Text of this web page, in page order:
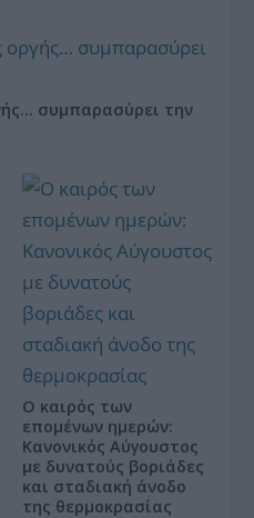
συμπαρασύρει την
Ο καιρός των
επομένων ημερών:
Κανονικός Αύγουστος
με δυνατούς βοριάδες
και σταδιακή άνοδο
της θερμοκρασίας